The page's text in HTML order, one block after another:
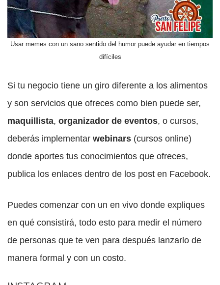
Usar memes con un sano sentido del humor puede ayudar en tiempos
difíciles
Si tu negocio tiene un giro diferente a los alimentos
y son servicios que ofreces como bien puede ser,
maquillista, organizador de eventos, o cursos,
deberás implementar webinars (cursos online)
donde aportes tus conocimientos que ofreces,
publica los enlaces dentro de los post en Facebook.
Puedes comenzar con un en vivo donde expliques
en qué consistirá, todo esto para medir el número
de personas que te ven para después lanzarlo de
manera formal y con un costo.